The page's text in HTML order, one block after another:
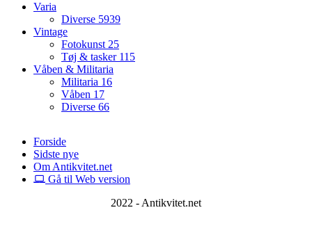
Varia
Diverse 5939
Vintage
Fotokunst25
Tøj & tasker 115
Våben & Militaria
Militaria 16
Våben 17
Diverse 66
Forside
Sidste nye
Om Antikvitet.net
Gå til Web version
2022 - Antikvitet.net